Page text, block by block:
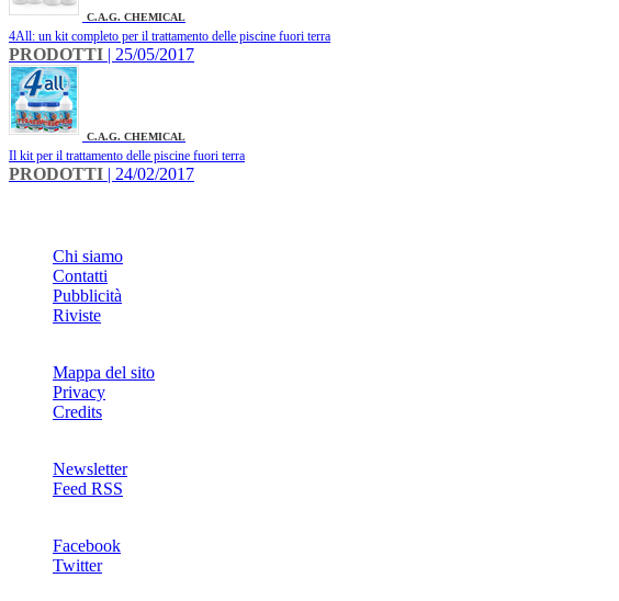
C.A.G. CHEMICAL
4All: un kit completo per il trattamento delle piscine fuori terra
PRODOTTI | 25/05/2017
C.A.G. CHEMICAL
Il kit per il trattamento delle piscine fuori terra
PRODOTTI | 24/02/2017
Chi siamo
Contatti
Pubblicità
Riviste
Mappa del sito
Privacy
Credits
Newsletter
Feed RSS
Facebook
Twitter